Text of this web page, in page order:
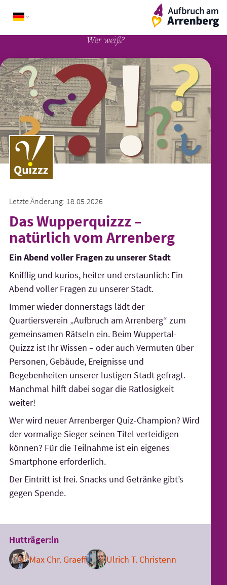
content
ArrenbergApp
Wer weiß?
Letzte Änderung: 18.05.2026
Das Wupperquizzz –
natürlich vom Arrenberg
Ein Abend voller Fragen zu unserer Stadt
Knifflig und kurios, heiter und erstaunlich: Ein
Abend voller Fragen zu unserer Stadt.
Immer wieder donnerstags lädt der
Quartiersverein „Aufbruch am Arrenberg“ zum
gemeinsamen Rätseln ein. Beim Wuppertal-
Quizzz ist Ihr Wissen – oder auch Vermuten über
Personen, Gebäude, Ereignisse und
Begebenheiten unserer lustigen Stadt gefragt.
Manchmal hilft dabei sogar die Ratlosigkeit
weiter!
Wer wird neuer Arrenberger Quiz-Champion? Wird
der vormalige Sieger seinen Titel verteidigen
können? Für die Teilnahme ist ein eigenes
Smartphone erforderlich.
Der Eintritt ist frei. Snacks und Getränke gibt’s
gegen Spende.
Hutträger:in
Max Chr. Graeff
Ulrich T. Christenn